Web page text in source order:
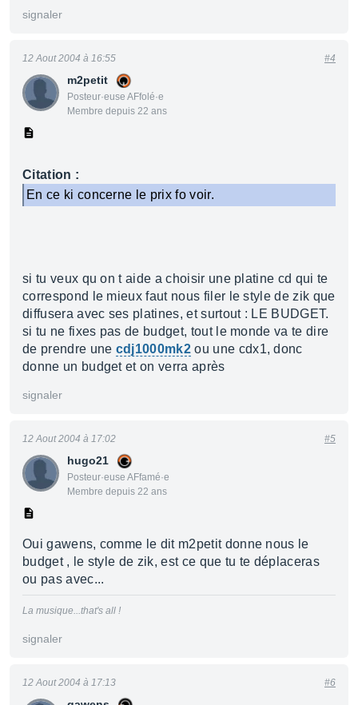
signaler
m2petit
Posteur·euse AFfolé·e
Membre depuis 22 ans
12 Aout 2004 à 16:55 #4
Citation :
En ce ki concerne le prix fo voir.
si tu veux qu on t aide a choisir une platine cd qui te
correspond le mieux faut nous filer le style de zik que
diffusera avec ses platines, et surtout : LE BUDGET.
si tu ne fixes pas de budget, tout le monde va te dire
de prendre une cdj1000mk2 ou une cdx1, donc
donne un budget et on verra après
signaler
hugo21
Posteur·euse AFfamé·e
Membre depuis 22 ans
12 Aout 2004 à 17:02 #5
Oui gawens, comme le dit m2petit donne nous le
budget , le style de zik, est ce que tu te déplaceras
ou pas avec...
La musique...that's all !
signaler
12 Aout 2004 à 17:13 #6